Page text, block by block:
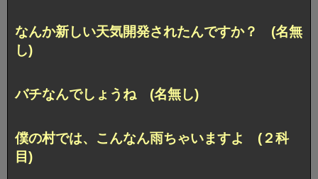
なんか新しい天気開発されたんですか？ (名無
し)
バチなんでしょうね (名無し)
僕の村では、こんなん雨ちゃいますよ (２科
目)